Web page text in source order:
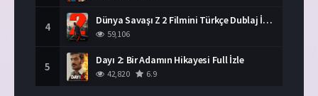
4 Dünya Savaşı Z 2 Filmini Türkçe Dublaj İzle
59,106
5 Dayı 2: Bir Adamın Hikayesi Full İzle
42,820 6.9